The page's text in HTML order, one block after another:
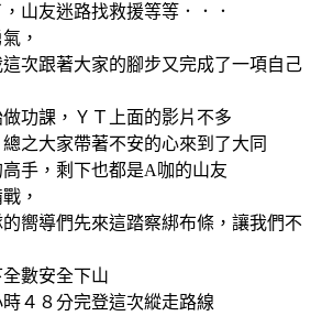
山友迷路找救援等等．．．
，
次跟著大家的腳步又完成了一項自己
功課，ＹＴ上面的影片不多
之大家帶著不安的心來到了大同
手，剩下也都是A咖的山友
，
嚮導們先來這踏察綁布條，讓我們不
數安全下山
４８分完登這次縱走路線